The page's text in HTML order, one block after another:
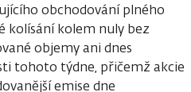
obchodování plného
kolísání kolem nuly bez
objemy ani dnes
tohoto týdne, přičemž akcie
emise dne